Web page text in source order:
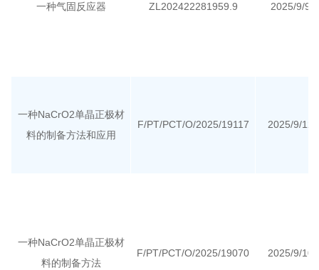
一种气固反应器 ZL202422281959.9 2025/9/9
一种NaCrO2单晶正极材
料的制备方法和应用
F/PT/PCT/O/2025/19117 2025/9/12
一种NaCrO2单晶正极材
料的制备方法
F/PT/PCT/O/2025/19070 2025/9/10